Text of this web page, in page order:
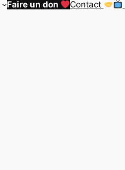
Faire un don Contact